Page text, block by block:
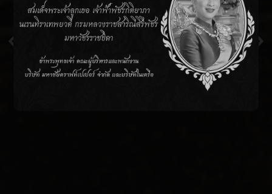
ทุกกระบวนการผลิต เราควบคุมด้วยซอฟต์แวร์
สำหรับการผลิตกระดาษโดยเฉพาะจึงมั่นใจได้ว่า
ความผิดพลาดในกระบวนการผลิตจะเกิดขึ้นน้อย
ที่สุด
Previous